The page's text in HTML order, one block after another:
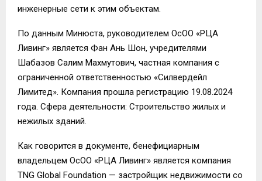
инженерные сети к этим объектам.
По данным Минюста, руководителем ОсОО «РЦА
Ливинг» является Фан Ань Шон, учредителями
Шабазов Салим Махмутович, частная компания с
ограниченной ответственностью «Силвердейл
Лимитед». Компания прошла регистрацию 19.08.2024
года. Сфера деятельности: Строительство жилых и
нежилых зданий.
Как говорится в документе, бенефициарным
владельцем ОсОО «РЦА Ливинг» является компания
TNG Global Foundation — застройщик недвижимости со